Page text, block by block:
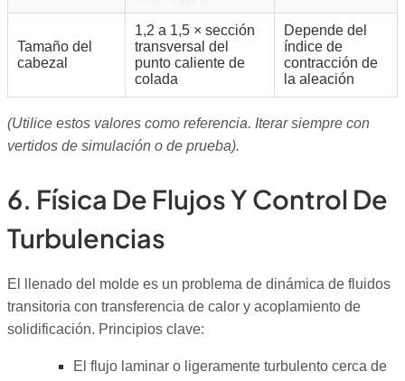
Tamaño del
cabezal
1,2 a 1,5 × sección
transversal del
punto caliente de
colada
Depende del
índice de
contracción de
la aleación
(Utilice estos valores como referencia. Iterar siempre con
vertidos de simulación o de prueba).
6. Física De Flujos Y Control De
Turbulencias
El llenado del molde es un problema de dinámica de fluidos
transitoria con transferencia de calor y acoplamiento de
solidificación. Principios clave:
El flujo laminar o ligeramente turbulento cerca de